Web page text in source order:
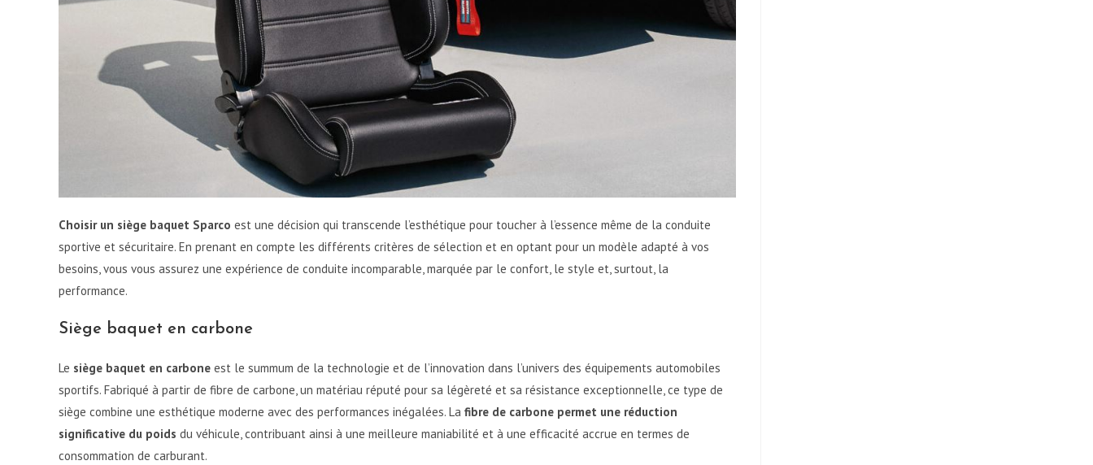
Choisir un siège baquet Sparco est une décision qui transcende l’esthétique pour toucher à l’essence même de la conduite
sportive et sécuritaire. En prenant en compte les différents critères de sélection et en optant pour un modèle adapté à vos
besoins, vous vous assurez une expérience de conduite incomparable, marquée par le confort, le style et, surtout, la
performance.
Siège baquet en carbone
Le siège baquet en carbone est le summum de la technologie et de l’innovation dans l’univers des équipements automobiles
sportifs. Fabriqué à partir de fibre de carbone, un matériau réputé pour sa légèreté et sa résistance exceptionnelle, ce type de
siège combine une esthétique moderne avec des performances inégalées. La fibre de carbone permet une réduction
significative du poids du véhicule, contribuant ainsi à une meilleure maniabilité et à une efficacité accrue en termes de
consommation de carburant.